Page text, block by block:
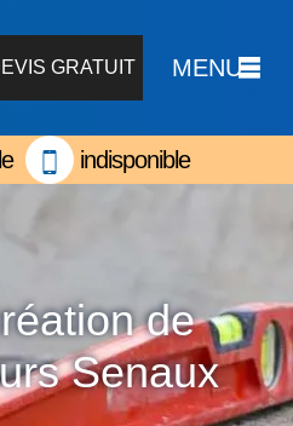
GRATUIT MENU
indisponible
de
Senaux